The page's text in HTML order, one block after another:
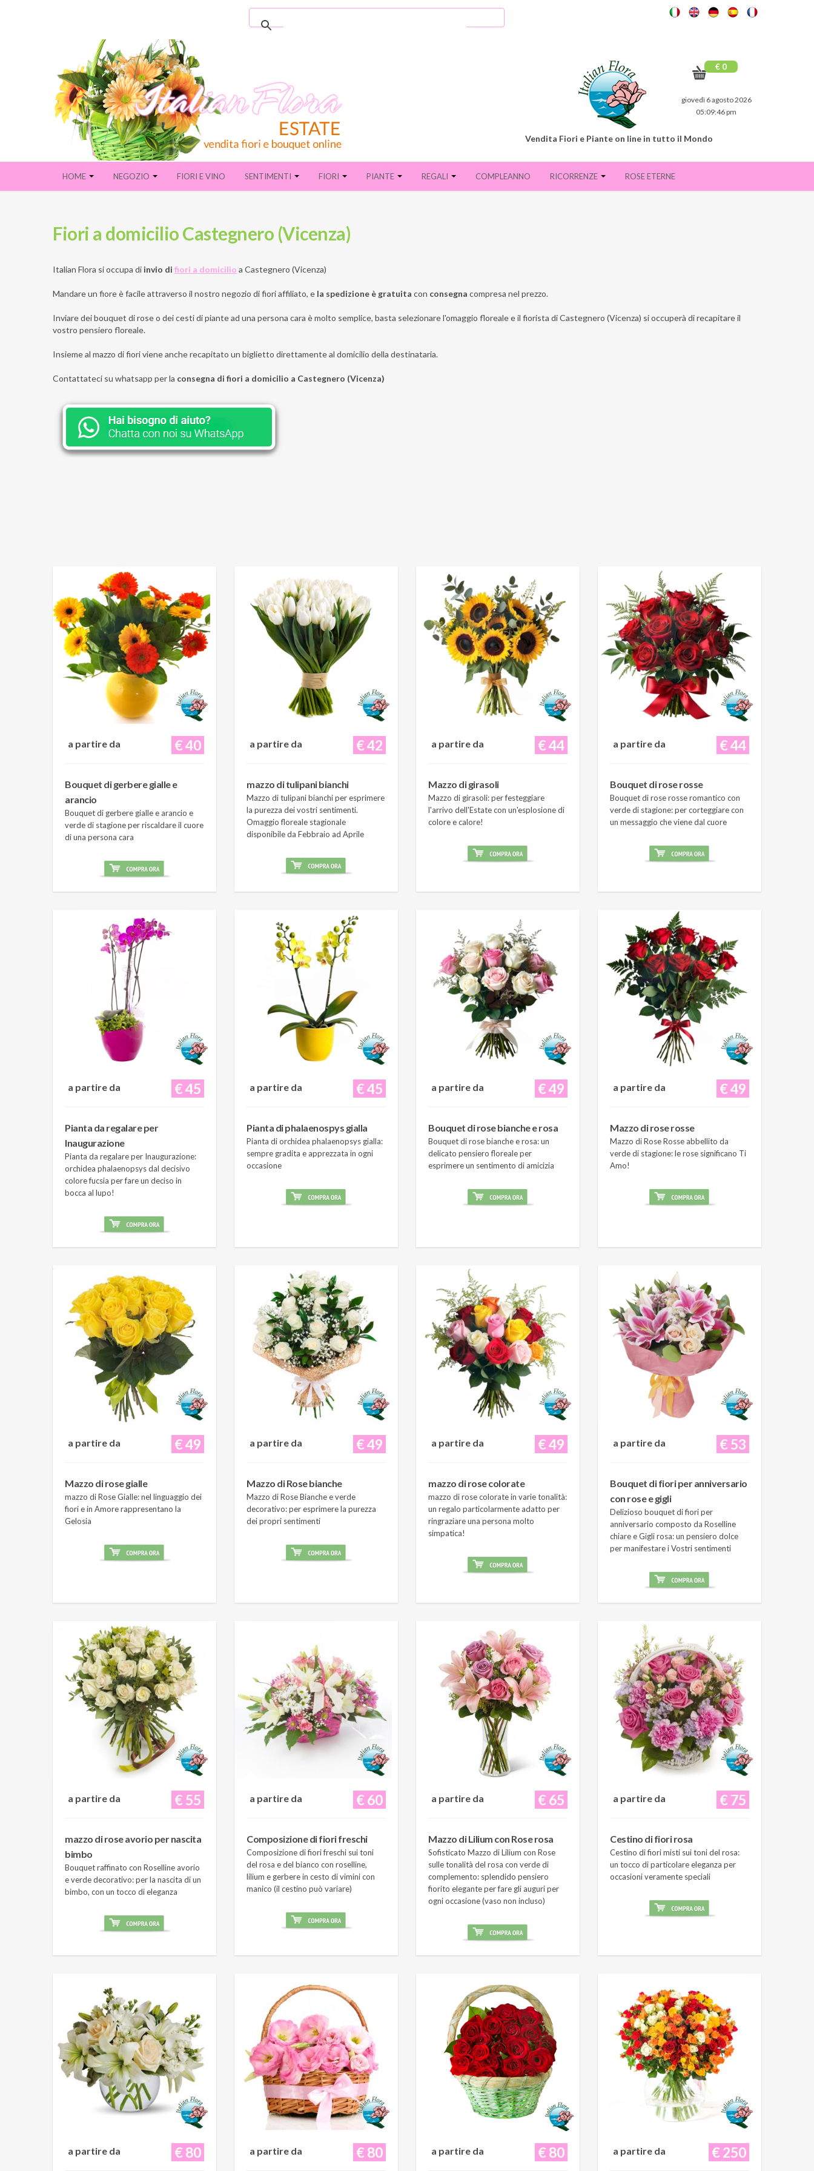
€ 0
giovedì 6 agosto 2026
05:09:47 pm
Vendita Fiori e Piante on line in tutto il Mondo
HOME NEGOZIO FIORI E VINO SENTIMENTI FIORI PIANTE REGALI COMPLEANNO RICORRENZE ROSE ETERNE
Fiori a domicilio Castegnero (Vicenza)
Italian Flora si occupa di invio di fiori a domicilio a Castegnero (Vicenza)
Mandare un fiore è facile attraverso il nostro negozio di fiori affiliato, e la spedizione è gratuita con consegna compresa nel prezzo.
Inviare dei bouquet di rose o dei cesti di piante ad una persona cara è molto semplice, basta selezionare l'omaggio floreale e il fiorista di Castegnero (Vicenza) si occuperà di recapitare il
vostro pensiero floreale.
Insieme al mazzo di fiori viene anche recapitato un biglietto direttamente al domicilio della destinataria.
Contattateci su whatsapp per la consegna di fiori a domicilio a Castegnero (Vicenza)
€ 40
a partire da
Bouquet di gerbere gialle e
arancio
Bouquet di gerbere gialle e arancio e
verde di stagione per riscaldare il cuore
di una persona cara
€ 42
a partire da
mazzo di tulipani bianchi
Mazzo di tulipani bianchi per esprimere
la purezza dei vostri sentimenti.
Omaggio floreale stagionale
disponibile da Febbraio ad Aprile
€ 44
a partire da
Mazzo di girasoli
Mazzo di girasoli: per festeggiare
l'arrivo dell'Estate con un'esplosione di
colore e calore!
€ 44
a partire da
Bouquet di rose rosse
Bouquet di rose rosse romantico con
verde di stagione: per corteggiare con
un messaggio che viene dal cuore
€ 45
a partire da
Pianta da regalare per
Inaugurazione
Pianta da regalare per Inaugurazione:
orchidea phalaenopsys dal decisivo
colore fucsia per fare un deciso in
bocca al lupo!
€ 45
a partire da
Pianta di phalaenospys gialla
Pianta di orchidea phalaenopsys gialla:
sempre gradita e apprezzata in ogni
occasione
€ 49
a partire da
Bouquet di rose bianche e rosa
Bouquet di rose bianche e rosa: un
delicato pensiero floreale per
esprimere un sentimento di amicizia
€ 49
a partire da
Mazzo di rose rosse
Mazzo di Rose Rosse abbellito da
verde di stagione: le rose significano Ti
Amo!
€ 49
a partire da
Mazzo di rose gialle
mazzo di Rose Gialle: nel linguaggio dei
fiori e in Amore rappresentano la
Gelosia
€ 49
a partire da
Mazzo di Rose bianche
Mazzo di Rose Bianche e verde
decorativo: per esprimere la purezza
dei propri sentimenti
€ 49
a partire da
mazzo di rose colorate
mazzo di rose colorate in varie tonalità:
un regalo particolarmente adatto per
ringraziare una persona molto
simpatica!
€ 53
a partire da
Bouquet di fiori per anniversario
con rose e gigli
Delizioso bouquet di fiori per
anniversario composto da Roselline
chiare e Gigli rosa: un pensiero dolce
per manifestare i Vostri sentimenti
€ 55
a partire da
mazzo di rose avorio per nascita
bimbo
Bouquet raffinato con Roselline avorio
e verde decorativo: per la nascita di un
bimbo, con un tocco di eleganza
€ 60
a partire da
Composizione di fiori freschi
Composizione di fiori freschi sui toni
del rosa e del bianco con roselline,
lilium e gerbere in cesto di vimini con
manico (il cestino può variare)
€ 65
a partire da
Mazzo di Lilium con Rose rosa
Sofisticato Mazzo di Lilium con Rose
sulle tonalità del rosa con verde di
complemento: splendido pensiero
fiorito elegante per fare gli auguri per
ogni occasione (vaso non incluso)
€ 75
a partire da
Cestino di fiori rosa
Cestino di fiori misti sui toni del rosa:
un tocco di particolare eleganza per
occasioni veramente speciali
€ 80
a partire da € 80
a partire da € 80
a partire da € 250
a partire da